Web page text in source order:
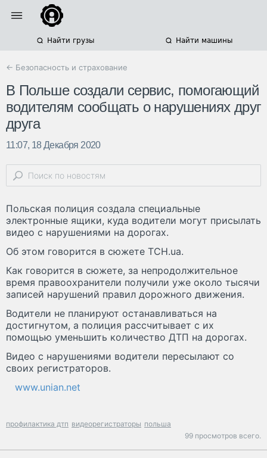
Найти грузы Найти машины
← Безопасность и страхование
В Польше создали сервис, помогающий
водителям сообщать о нарушениях друг
друга
11:07, 18 Декабря 2020
Польская полиция создала специальные
электронные ящики, куда водители могут присылать
видео с нарушениями на дорогах.
Об этом говорится в сюжете ТСН.ua.
Как говорится в сюжете, за непродолжительное
время правоохранители получили уже около тысячи
записей нарушений правил дорожного движения.
Водители не планируют останавливаться на
достигнутом, а полиция рассчитывает с их
помощью уменьшить количество ДТП на дорогах.
Видео с нарушениями водители пересылают со
своих регистраторов.
www.unian.net
профилактика дтп видеорегистраторы польша
99 просмотров всего.